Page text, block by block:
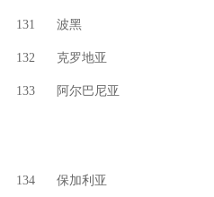
131 波黑
132 克罗地亚
133 阿尔巴尼亚
134 保加利亚